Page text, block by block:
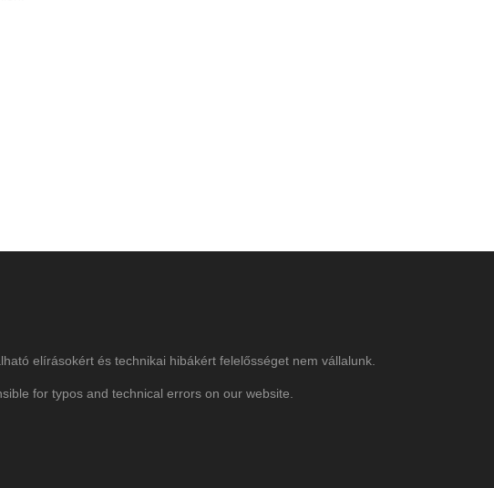
elírásokért és technikai hibákért felelősséget nem vállalunk.
for typos and technical errors on our website.